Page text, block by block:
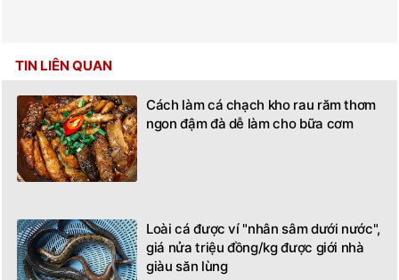
TIN LIÊN QUAN
Cách làm cá chạch kho rau răm thơm
ngon đậm đà dễ làm cho bữa cơm
Loài cá được ví "nhân sâm dưới nước",
giá nửa triệu đồng/kg được giới nhà
giàu săn lùng